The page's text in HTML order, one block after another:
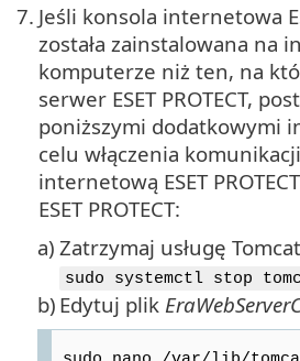
7. Jeśli konsola internetowa
została zainstalowana na
komputerze niż ten, na
serwer ESET PROTECT,
poniższymi dodatkowymi
celu włączenia
internetową ESET
ESET PROTECT:
a) Zatrzymaj usługę
sudo systemctl stop
b) Edytuj plik